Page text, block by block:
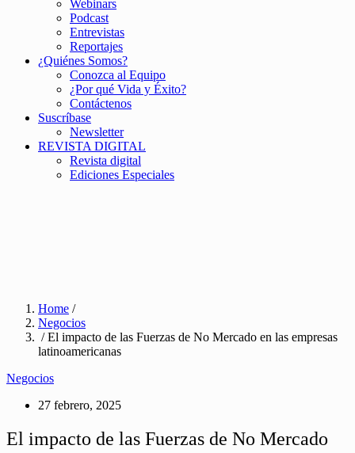
Webinars
Podcast
Entrevistas
Reportajes
¿Quiénes Somos?
Conozca al Equipo
¿Por qué Vida y Éxito?
Contáctenos
Suscríbase
Newsletter
REVISTA DIGITAL
Revista digital
Ediciones Especiales
Home /
Negocios
/ El impacto de las Fuerzas de No Mercado en las empresas
latinoamericanas
Negocios
27 febrero, 2025
El impacto de las Fuerzas de No Mercado